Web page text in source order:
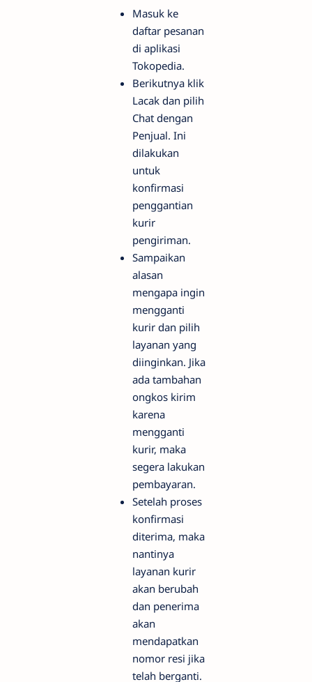
Masuk ke
daftar pesanan
di aplikasi
Tokopedia.
Berikutnya klik
Lacak dan pilih
Chat dengan
Penjual. Ini
dilakukan
untuk
konfirmasi
penggantian
kurir
pengiriman.
Sampaikan
alasan
mengapa ingin
mengganti
kurir dan pilih
layanan yang
diinginkan. Jika
ada tambahan
ongkos kirim
karena
mengganti
kurir, maka
segera lakukan
pembayaran.
Setelah proses
konfirmasi
diterima, maka
nantinya
layanan kurir
akan berubah
dan penerima
akan
mendapatkan
nomor resi jika
telah berganti.